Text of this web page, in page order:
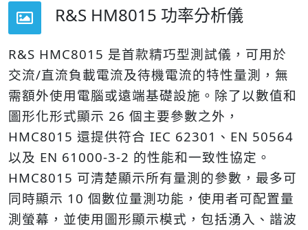
R&S HM8015 功率分析儀
R&S HMC8015 是首款精巧型測試儀，可用於
交流/直流負載電流及待機電流的特性量測，無
需額外使用電腦或遠端基礎設施。除了以數值和
圖形化形式顯示 26 個主要參數之外，
HMC8015 還提供符合 IEC 62301、EN 50564
以及 EN 61000-3-2 的性能和一致性協定。
HMC8015 可清楚顯示所有量測的參數，最多可
同時顯示 10 個數位量測功能，使用者可配置量
測螢幕，並使用圖形顯示模式，包括湧入、諧波